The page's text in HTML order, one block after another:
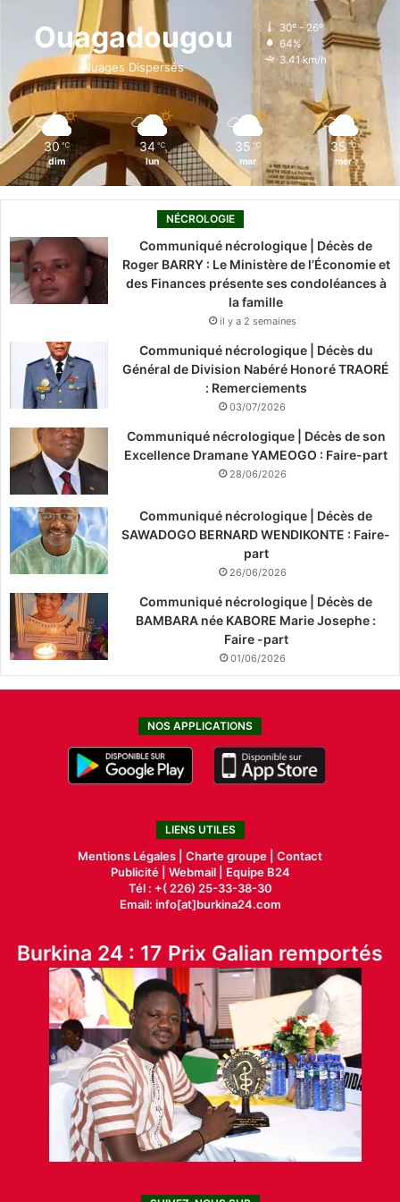
o
k
i
n
g
r
k
Ouagadougou
Nuages Dispersés
30º - 26º
64%
3.41 km/h
30 ℃
dim
34 ℃
lun
35 ℃
mar
35 ℃
mer
NÉCROLOGIE
Communiqué nécrologique | Décès de
Roger BARRY : Le Ministère de l’Économie et
des Finances présente ses condoléances à
la famille
il y a 2 semaines
Communiqué nécrologique | Décès du
Général de Division Nabéré Honoré TRAORÉ
: Remerciements
03/07/2026
Communiqué nécrologique | Décès de son
Excellence Dramane YAMEOGO : Faire-part
28/06/2026
Communiqué nécrologique | Décès de
SAWADOGO BERNARD WENDIKONTE : Faire-
part
26/06/2026
Communiqué nécrologique | Décès de
BAMBARA née KABORE Marie Josephe :
Faire -part
01/06/2026
NOS APPLICATIONS
LIENS UTILES
Mentions Légales | Charte groupe | Contact
Publicité| Webmail |
Equipe B24
Tél : +( 226) 25-33-38-30
Email: info[at]burkina24.com
Burkina 24 : 17 Prix Galian remportés